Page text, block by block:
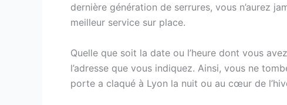
dernière génération de serrures, vous n’aurez
meilleur service sur place.
Quelle que soit la date ou l’heure dont vous
l’adresse que vous indiquez. Ainsi, vous ne
porte a claqué à Lyon la nuit ou au cœur de